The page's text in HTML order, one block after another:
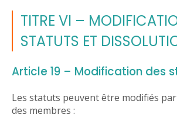
TITRE VI –
STATUTS ET
Article 19 – Modification des
Les statuts peuvent être modifiés
des membres :